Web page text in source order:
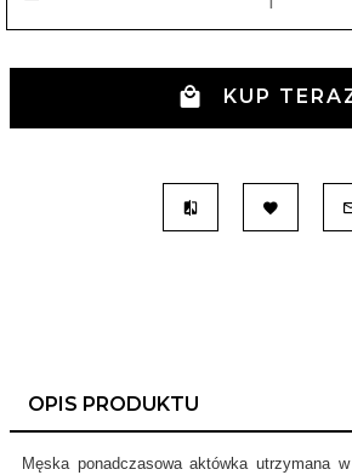
KUP
OPIS PRODUKTU
Męska ponadczasowa aktówka utrzymana